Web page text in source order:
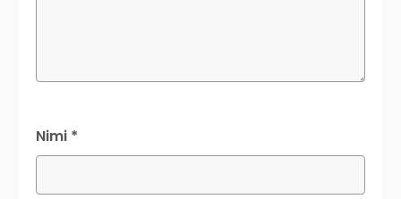
Nimi *